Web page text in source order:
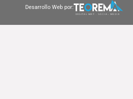
Desarrollo Web por: